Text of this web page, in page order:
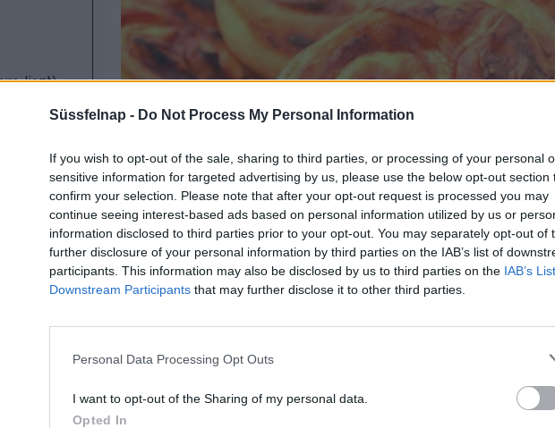
Süssfelnap - Do Not Process My Personal Information
If you wish to opt-out of the sale, sharing to third parties, or processing of your personal
sensitive information for targeted advertising by us, please use the below opt-out section
confirm your selection. Please note that after your opt-out request is processed you may
continue seeing interest-based ads based on personal information utilized by us or
information disclosed to third parties prior to your opt-out. You may separately opt-out of
further disclosure of your personal information by third parties on the IAB’s list of
participants. This information may also be disclosed by us to third parties on the IAB’s
Downstream Participants that may further disclose it to other third parties.
Personal Data Processing Opt Outs
I want to opt-out of the Sharing of my personal data.
Opted In
liszt)
húsos
60-120 perc
A tejet meglangyosítjuk, egy decit kimerünk belőle,